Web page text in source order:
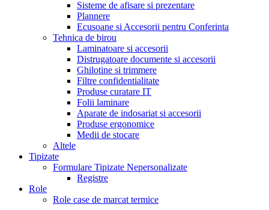
Sisteme de afisare si prezentare
Plannere
Ecusoane si Accesorii pentru Conferinta
Tehnica de birou
Laminatoare si accesorii
Distrugatoare documente si accesorii
Ghilotine si trimmere
Filtre confidentialitate
Produse curatare IT
Folii laminare
Aparate de indosariat si accesorii
Produse ergonomice
Medii de stocare
Altele
Tipizate
Formulare Tipizate Nepersonalizate
Registre
Role
Role case de marcat termice